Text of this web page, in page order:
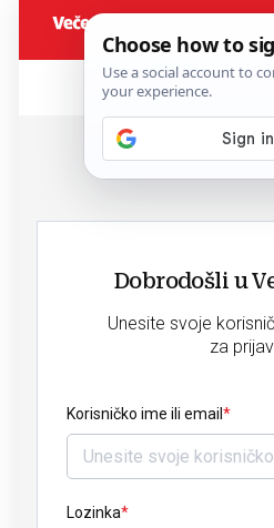
Dobrodošli u
Unesite svoje
za
Korisničko ime ili email
Lozinka